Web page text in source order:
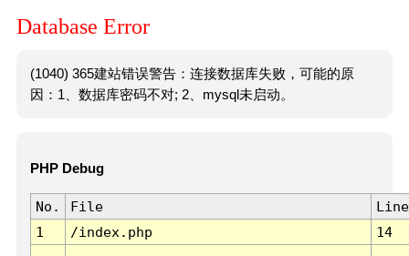
Database Error
(1040) 365建站错误警告：连接数据库失败，可能的原
因：1、数据库密码不对; 2、mysql未启动。
PHP Debug
No. File
Line
1
/index.php 14